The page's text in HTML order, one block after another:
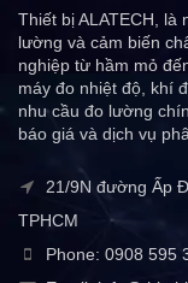
Thiết bị ALATECH, là
lường và cảm biến
nghiệp từ hầm mỏ
máy đo nhiệt độ, khí
nhu cầu đo lường
báo giá và dịch vụ
21/9N đường Ấp
TPHCM
Phone: 0908 595